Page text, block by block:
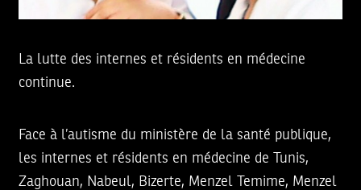
La lutte des internes et résidents en médecine
continue.
Face à l’autisme du ministère de la santé publique,
les internes et résidents en médecine de Tunis,
Zaghouan, Nabeul, Bizerte, Menzel Temime, Menzel